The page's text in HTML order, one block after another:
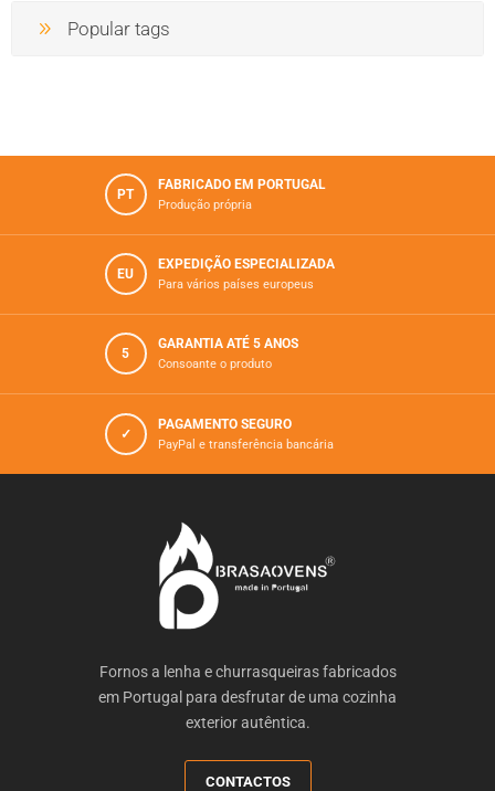
Popular tags
PT
FABRICADO EM PORTUGAL
Produção própria
EU
EXPEDIÇÃO ESPECIALIZADA
Para vários paí­ses europeus
5
GARANTIA ATÉ 5 ANOS
Consoante o produto
✓
PAGAMENTO SEGURO
PayPal e transferência bancária
Fornos a lenha e churrasqueiras fabricados
em Portugal para desfrutar de uma cozinha
exterior autêntica.
CONTACTOS